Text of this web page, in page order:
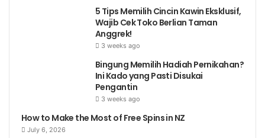
5 Tips Memilih Cincin Kawin Eksklusif,
Wajib Cek Toko Berlian Taman
Anggrek!
3 weeks ago
Bingung Memilih Hadiah Pernikahan?
Ini Kado yang Pasti Disukai
Pengantin
3 weeks ago
How to Make the Most of Free Spins in NZ
July 6, 2026